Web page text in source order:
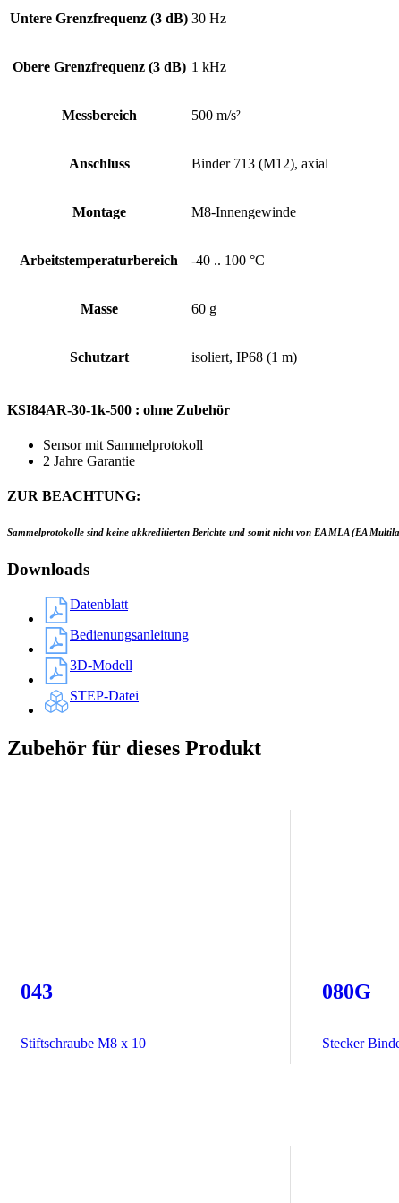
Untere Grenz­frequenz (3 dB) 30 Hz
Obere Grenz­frequenz (3 dB) 1 kHz
Messbereich 500 m/s²
Anschluss Binder 713 (M12), axial
Montage M8-Innengewinde
Arbeits­temperatur­bereich -40 .. 100 °C
Masse 60 g
Schutzart isoliert, IP68 (1 m)
KSI84AR-30-1k-500 : ohne Zubehör
Sensor mit Sammelprotokoll
2 Jahre Garantie
ZUR BEACHTUNG:
Sammelprotokolle sind keine akkreditierten Berichte und somit nicht von EA MLA (EA
Downloads
Datenblatt
Bedienungsanleitung
3D-Modell
STEP-Datei
Zubehör für dieses Produkt
043
Stiftschraube M8 x 10
080G
Stecker